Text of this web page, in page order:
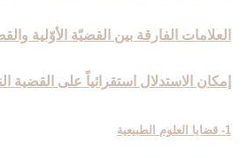
العلامات الفارقة بين القضيّة الأوّلية
إمكان الاستدلال استقرائياً على القضية
1- قضايا العلوم الطبيعية